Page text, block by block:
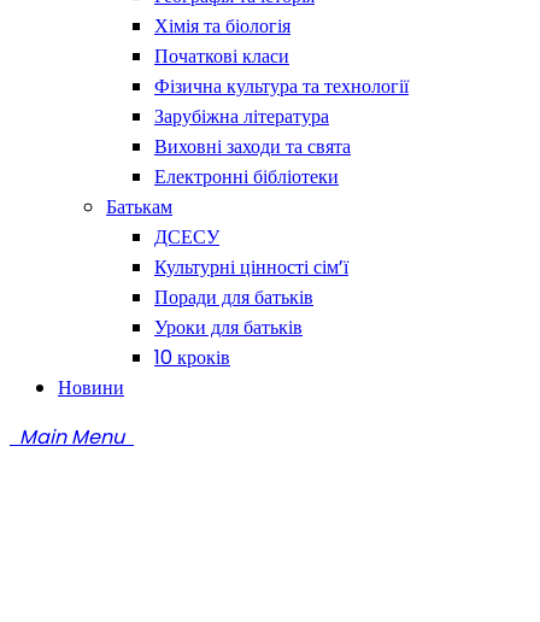
Хімія та біологія
Початкові класи
Фізична культура та технології
Зарубіжна література
Виховні заходи та свята
Електронні бібліотеки
Батькам
ДСЕСУ
Культурні цінності сім’ї
Поради для батьків
Уроки для батьків
10 кроків
Новини
Main Menu